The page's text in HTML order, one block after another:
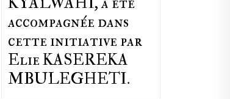
accompagnée dans
cette initiative par
Elie KASEREKA
MBULEGHETI.